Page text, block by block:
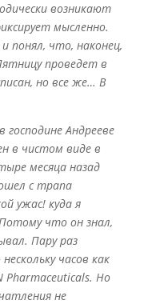
возникают
мысленно.
понял, что, наконец,
проведет в
но все же… В
Андрееве
в чистом виде в
месяца назад
с трапа
ужас! куда я
что он знал,
Пару раз
часов как
Pharmaceuticals. Но
не